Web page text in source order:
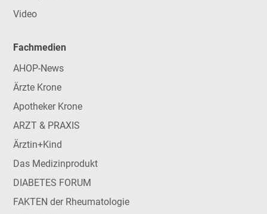
Video
Fachmedien
AHOP-News
Ärzte Krone
Apotheker Krone
ARZT & PRAXIS
Ärztin+Kind
Das Medizinprodukt
DIABETES FORUM
FAKTEN der Rheumatologie